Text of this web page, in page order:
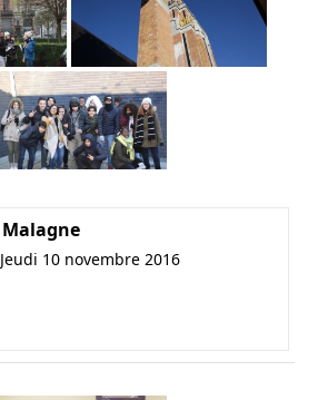
Malagne
Jeudi 10 novembre 2016